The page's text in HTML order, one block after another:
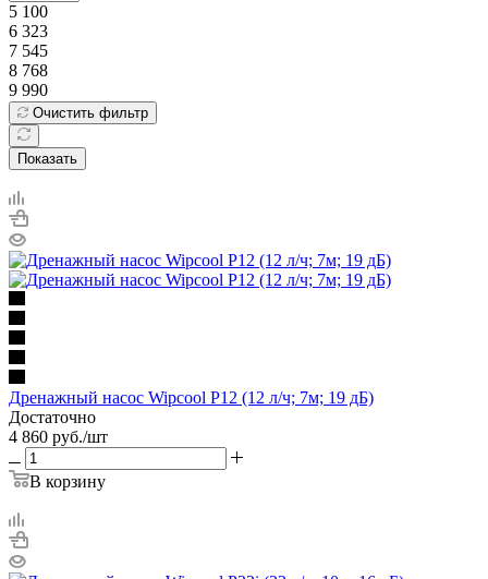
5 100
6 323
7 545
8 768
9 990
Очистить фильтр
Показать
Дренажный насос Wipcool P12 (12 л/ч; 7м; 19 дБ)
Достаточно
4 860 руб./шт
В корзину